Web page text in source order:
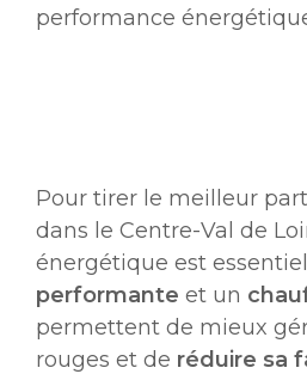
performance
Pour tirer le meilleur
dans le Centre-Val de
énergétique est
performante et un
permettent de mieux
rouges et de réduire sa